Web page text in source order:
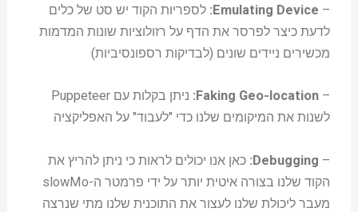
–
Emulating Device: לספריות הקוד יש סט של כלים
לדעת כיצר לפרסר את הדף על רזולוציות שונות המדמות
מכשירים ניידים שונים (לבדיקות רספונסיביות)
–
Faking Geo-location:
ניתן בקלות עם Puppeteer
לשנות את המיקומים שלנו כדי "לעבוד" על האפליקציה
–
Debugging: כאן אנו יכולים לראות כי ניתן להריץ את
הקוד שלנו בצורה איטית יותר על ידי פרמטר ה-slowMo
מעבר ליכולת שלנו לעצור את התוכנית שלנו מתי שנרצה